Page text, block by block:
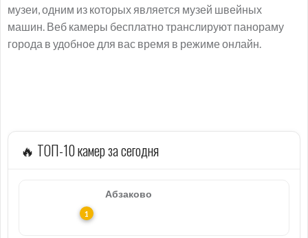
музеи, одним из которых является музей швейных
машин. Веб камеры бесплатно транслируют панораму
города в удобное для вас время в режиме онлайн.
🔥 ТОП-10 камер за сегодня
Абзаково